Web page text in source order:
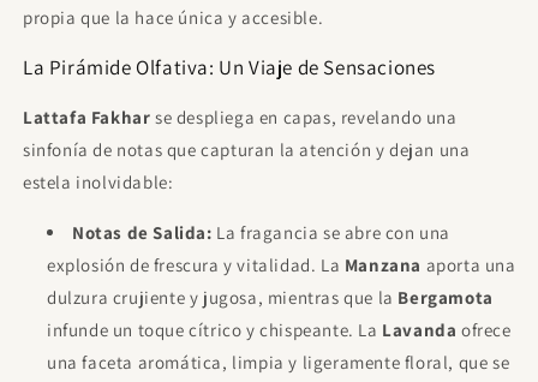
propia que la hace única y accesible.
La Pirámide Olfativa: Un Viaje de Sensaciones
Lattafa Fakhar se despliega en capas, revelando una
sinfonía de notas que capturan la atención y dejan una
estela inolvidable:
Notas de Salida: La fragancia se abre con una
explosión de frescura y vitalidad. La Manzana aporta una
dulzura crujiente y jugosa, mientras que la Bergamota
infunde un toque cítrico y chispeante. La Lavanda ofrece
una faceta aromática, limpia y ligeramente floral, que se